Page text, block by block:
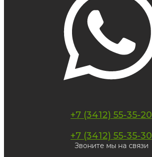
+7 (3412) 55-35-20
+7 (3412) 55-35-30
Звоните мы на связи